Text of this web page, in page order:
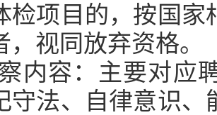
检项目的，按国
，视同放弃资格。
内容：主要对应
守法、自律意识